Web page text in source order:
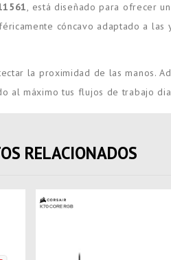
, está diseñado para ofrecer
cóncavo adaptado a
la proximidad de las manos.
al máximo tus flujos de trabajo
RELACIONADOS